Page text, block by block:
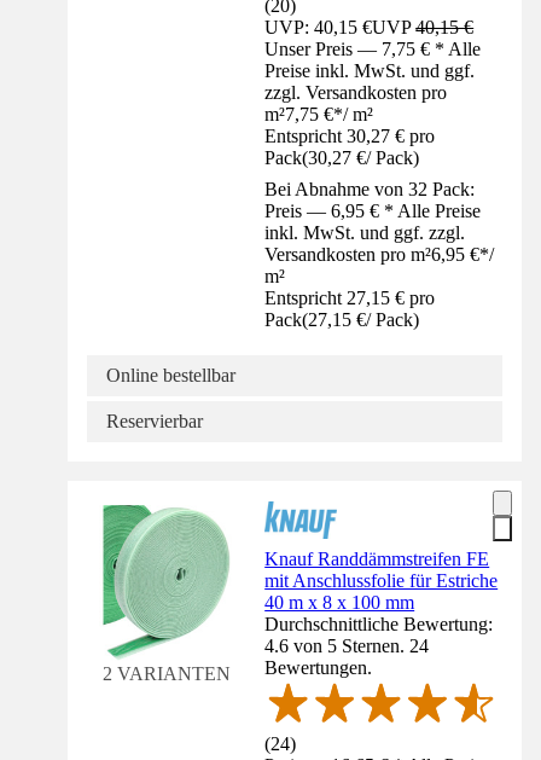
(20)
UVP: 40,15 €UVP40,15 €
Unser Preis — 7,75 € * Alle
Preise inkl. MwSt. und ggf.
zzgl. Versandkosten pro
m²7,75 €*/ m²
Entspricht 30,27 € pro
Pack(30,27 €/ Pack)
Bei Abnahme von 32 Pack:
Preis — 6,95 € * Alle Preise
inkl. MwSt. und ggf. zzgl.
Versandkosten pro m²6,95 €*/
m²
Entspricht 27,15 € pro
Pack(27,15 €/ Pack)
Online bestellbar
Reservierbar
2 VARIANTEN
Knauf Randdämmstreifen FE
mit Anschlussfolie für Estriche
40 m x 8 x 100 mm
Durchschnittliche Bewertung:
4.6 von 5 Sternen. 24
Bewertungen.
(24)